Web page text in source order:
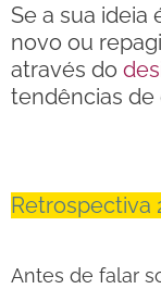
Se a sua ideia
novo ou
através do
tendências de
Retrospectiva
Antes de falar